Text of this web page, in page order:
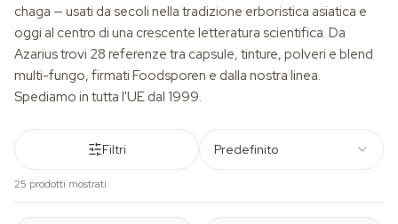
chaga — usati da secoli nella tradizione erboristica asiatica e
oggi al centro di una crescente letteratura scientifica. Da
Azarius trovi 28 referenze tra capsule, tinture, polveri e blend
multi-fungo, firmati Foodsporen e dalla nostra linea.
Spediamo in tutta l'UE dal 1999.
Filtri Predefinito
25 prodotti mostrati